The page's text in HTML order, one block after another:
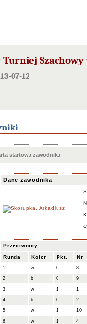
Szachowy
07-12
startowa zawodnika
Dane zawodnika
Przeciwnicy
Runda Kolor Pkt. Nr
1 w 0 8
2 b 0 9
3 w 1 1
4 b 0 2
5 w 1 10
6 w 1 4